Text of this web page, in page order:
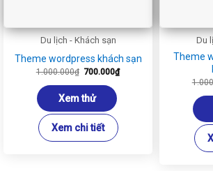
Du lịch - Khách sạn
Theme wordpress khách sạn
1.000.000₫ Giá
là:
1.000.000₫.
700.000₫Giá
hiện
Xem thử
Xem chi tiết
Du
Theme